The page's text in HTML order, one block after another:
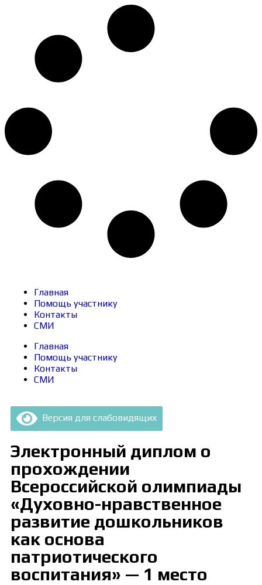
Главная
Помощь участнику
Контакты
СМИ
Главная
Помощь участнику
Контакты
СМИ
Версия для слабовидящих
Электронный диплом о
прохождении
Всероссийской олимпиады
«Духовно-нравственное
развитие дошкольников
как основа
патриотического
воспитания» — 1 место